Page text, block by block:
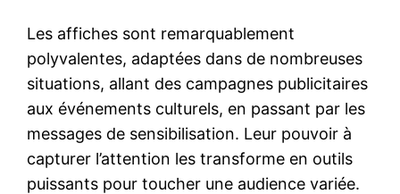
Les affiches sont remarquablement
polyvalentes, adaptées dans de nombreuses
situations, allant des campagnes publicitaires
aux événements culturels, en passant par les
messages de sensibilisation. Leur pouvoir à
capturer l’attention les transforme en outils
puissants pour toucher une audience variée.